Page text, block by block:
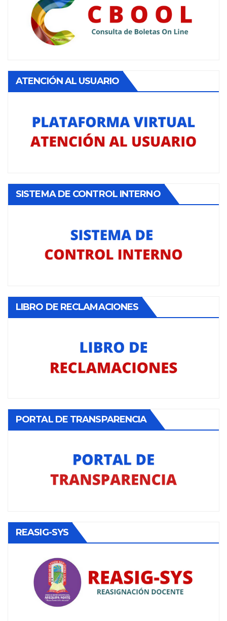
ATENCIÓN AL USUARIO
SISTEMA DE CONTROL INTERNO
LIBRO DE RECLAMACIONES
PORTAL DE TRANSPARENCIA
REASIG-SYS